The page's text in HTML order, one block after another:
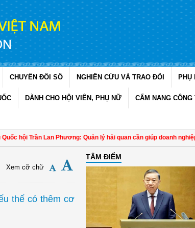
CHUYỂN ĐỔI SỐ NGHIÊN CỨU VÀ TRAO ĐỔI PHỤ
DÀNH CHO HỘI VIÊN, PHỤ NỮ CẨM NANG CÔNG
Lan Phương: Quản lý hải quan cần giúp doanh nghiệp làm
Xem cỡ chữ
thế có thêm cơ
TÂM ĐIỂM